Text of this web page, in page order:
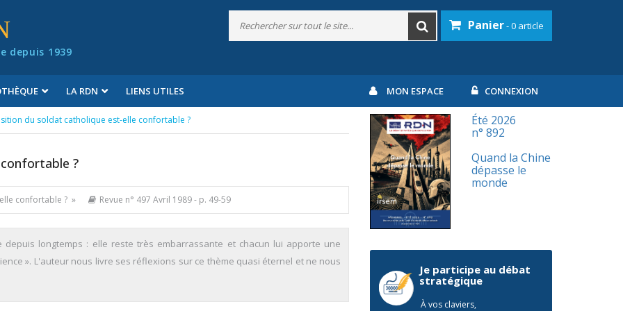
depuis 1939
Panier- 0 article
LA RDN LIENS UTILES MON ESPACE CONNEXION
du soldat catholique est-elle confortable ?
?
confortable ? » Revue n° 497 Avril 1989- p. 49-59
longtemps : elle reste très embarrassante et chacun lui apporte une
». L'auteur nous livre ses réflexions sur ce thème quasi éternel et ne nous
Été 2026
n° 892
Quand la Chine
dépasse le
monde
Je participe au débat
stratégique
À vos claviers,